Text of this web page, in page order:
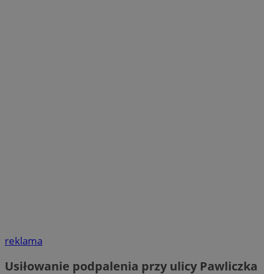
reklama
Usiłowanie podpalenia przy ulicy Pawliczka